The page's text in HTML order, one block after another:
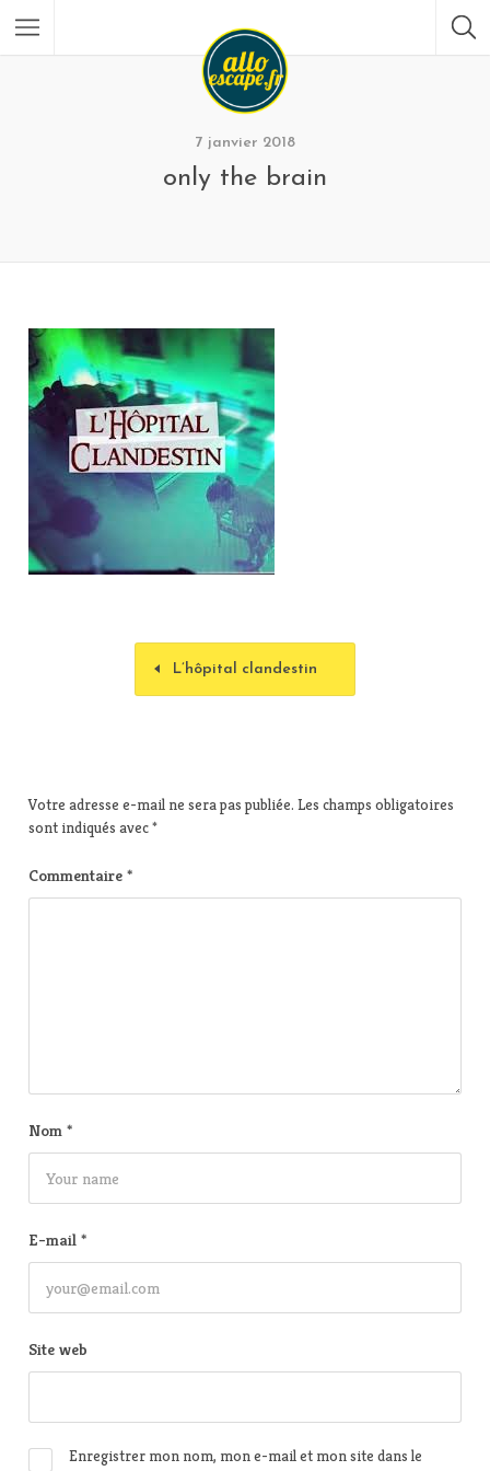
7 janvier 2018
only the brain
L’hôpital clandestin
Votre adresse e-mail ne sera pas publiée. Les champs obligatoires
sont indiqués avec*
Commentaire *
Nom *
E-mail *
Site web
Enregistrer mon nom, mon e-mail et mon site dans le